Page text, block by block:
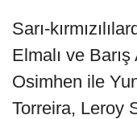
Sarı-
Elmalı ve
Osimhen ile
Torreira, Leroy